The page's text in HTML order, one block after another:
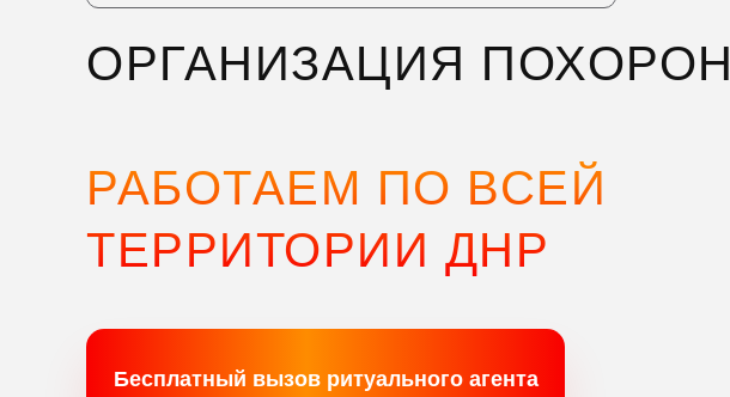
ОРГАНИЗАЦИЯ ПОХОРОН
РАБОТАЕМ ПО ВСЕЙ
ТЕРРИТОРИИ ДНР
Бесплатный вызов ритуального агента